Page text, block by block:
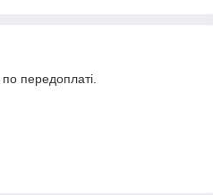
передоплаті.